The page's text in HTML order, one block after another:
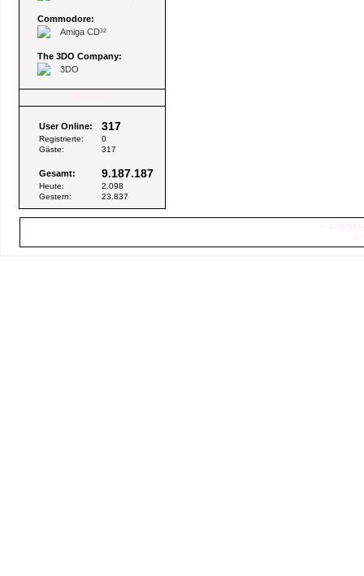
Commodore:
Amiga CD³²
The 3DO Company:
3DO
User Online: 317
Registrierte:
0
Gäste:
317
Gesamt: 9.187.187
Heute:
2.098
Gestern:
23.837